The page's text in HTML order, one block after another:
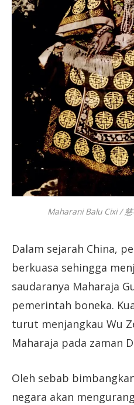
Maharani Balu Cixi /
Dalam sejarah China,
berkuasa sehingga
saudaranya Maharaja
pemerintah boneka.
turut menjangkau Wu
Maharaja pada zaman
Oleh sebab
negara akan